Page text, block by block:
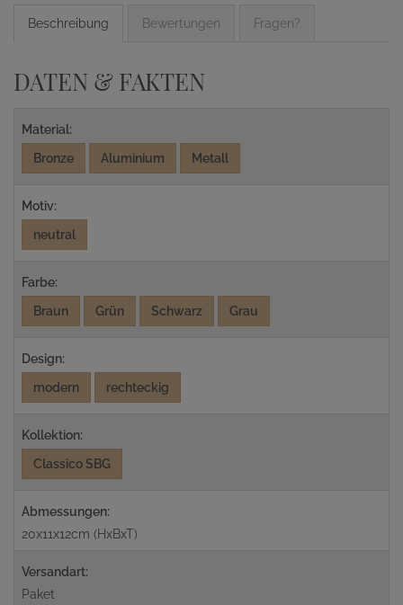
Beschreibung Bewertungen Fragen?
DATEN & FAKTEN
Material:
Bronze
Aluminium Metall
Motiv:
neutral
Farbe:
Braun
Grün Schwarz Grau
Design:
modern
rechteckig
Kollektion:
Classico SBG
Abmessungen:
20x11x12cm (HxBxT)
Versandart:
Paket